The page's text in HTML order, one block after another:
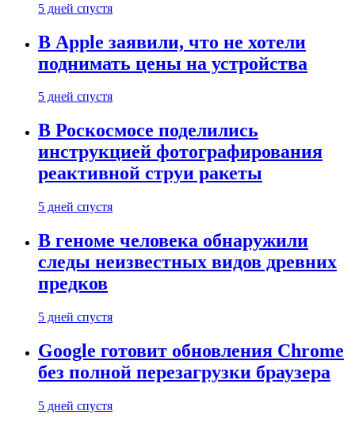
5 дней спустя
В Apple заявили, что не хотели
поднимать цены на устройства
5 дней спустя
В Роскосмосе поделились
инструкцией фотографирования
реактивной струи ракеты
5 дней спустя
В геноме человека обнаружили
следы неизвестных видов древних
предков
5 дней спустя
Google готовит обновления Chrome
без полной перезагрузки браузера
5 дней спустя